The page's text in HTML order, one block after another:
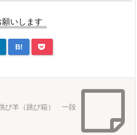
いします
B!
び羊（跳び箱） 一段